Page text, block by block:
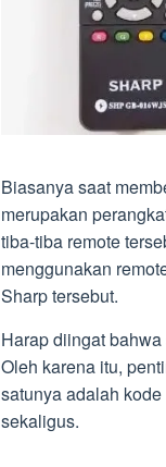
Biasanya saat
merupakan
tiba-tiba remote
menggunakan
Sharp tersebut.
Harap diingat
Oleh karena itu,
satunya adalah
sekaligus.